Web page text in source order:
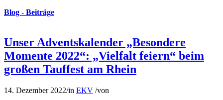
Blog - Beiträge
Unser Adventskalender „Besondere
Momente 2022“: „Vielfalt feiern“ beim
großen Tauffest am Rhein
14. Dezember 2022/in EKV /von